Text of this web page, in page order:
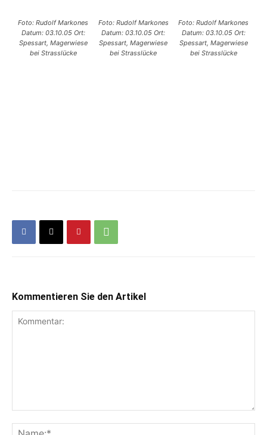
Foto: Rudolf Markones
Datum: 03.10.05 Ort:
Spessart, Magerwiese
bei Strasslücke
Foto: Rudolf Markones
Datum: 03.10.05 Ort:
Spessart, Magerwiese
bei Strasslücke
Foto: Rudolf Markones
Datum: 03.10.05 Ort:
Spessart, Magerwiese
bei Strasslücke
Kommentieren Sie den Artikel